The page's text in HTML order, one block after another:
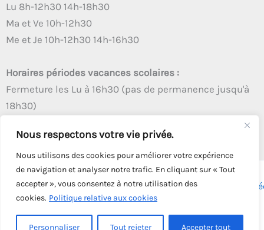
Nous respectons votre vie privée.
Nous utilisons des cookies pour améliorer votre expérience
de navigation et analyser notre trafic. En cliquant sur « Tout
accepter », vous consentez à notre utilisation des
cookies. Politique relative aux cookies
Personnaliser Tout rejeter Accepter tout
Lu 8h-12h30 14h-18h30
Ma et Ve 10h-12h30
Me et Je 10h-12h30 14h-16h30
Horaires périodes vacances scolaires :
Fermeture les Lu à 16h30 (pas de permanence jusqu'à
18h30)
Copyright © 2026 - Tous droits réservés - | Webmaster
Solution